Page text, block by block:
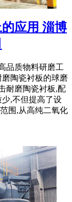
应用 淄博
品质物料研磨工
陶瓷衬板的球磨
耐磨陶瓷衬板,配
,不但提高了设
围,从高纯二氧化